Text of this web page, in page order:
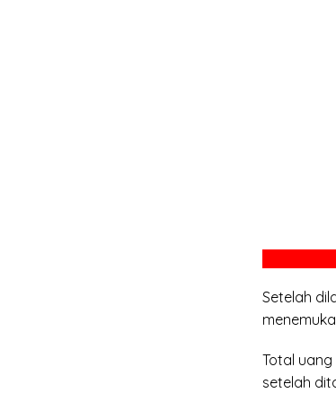
Setelah
Total
setelah